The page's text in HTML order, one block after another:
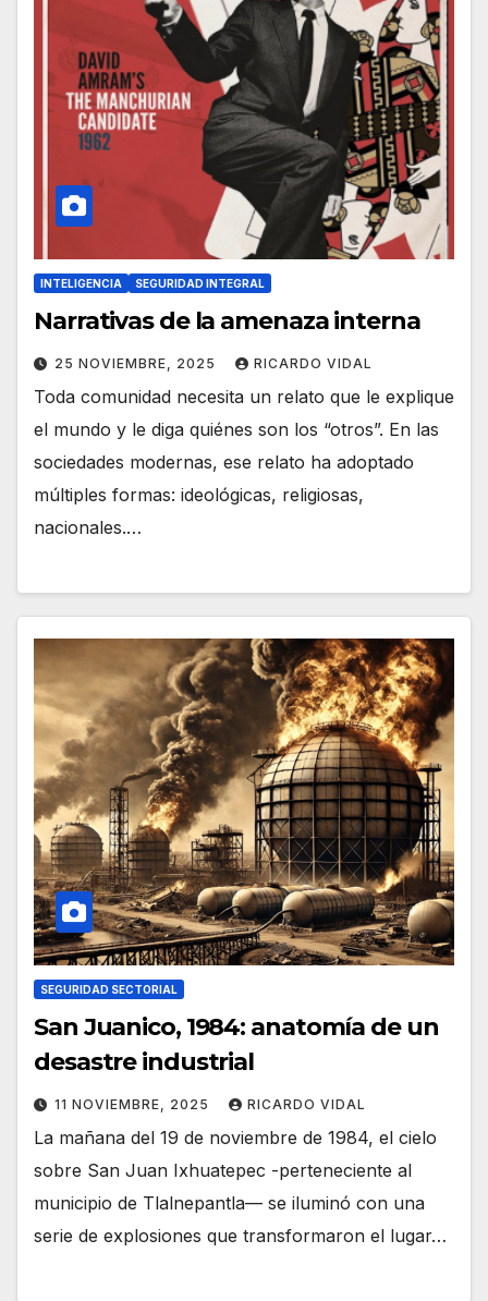
INTELIGENCIA SEGURIDAD INTEGRAL
Narrativas de la amenaza interna
25 NOVIEMBRE, 2025 RICARDO VIDAL
Toda comunidad necesita un relato que le explique
el mundo y le diga quiénes son los “otros”. En las
sociedades modernas, ese relato ha adoptado
múltiples formas: ideológicas, religiosas,
nacionales.…
SEGURIDAD SECTORIAL
San Juanico, 1984: anatomía de un
desastre industrial
11 NOVIEMBRE, 2025 RICARDO VIDAL
La mañana del 19 de noviembre de 1984, el cielo
sobre San Juan Ixhuatepec -perteneciente al
municipio de Tlalnepantla— se iluminó con una
serie de explosiones que transformaron el lugar…